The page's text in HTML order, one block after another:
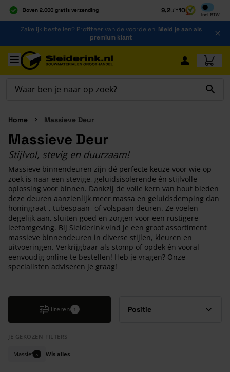
Boven 2.000 gratis verzending
Al 40 jaar dé specialist
Alles onder één dak
9,2uit10
Incl BTW
Inclusief
Ga naar de inhoud
Zakelijk bestellen? Profiteer van de voordelen! Meld je aan als
premium klant
Ga naar hoofdinhoud
Home Massieve Deur
Massieve Deur
Stijlvol, stevig en duurzaam!
Massieve binnendeuren zijn dé perfecte keuze voor wie op
zoek is naar een stevige, geluidsisolerende én stijlvolle
oplossing voor binnen. Dankzij de volle kern van hout bieden
deze deuren aanzienlijk meer massa en geluidsdemping dan
honingraat-, tubespaan- of volspaan deuren. Ze voelen
degelijk aan, sluiten goed en zorgen voor een rustigere
leefomgeving. Bij Sleiderink vind je een groot assortiment
massieve binnendeuren in diverse stijlen, kleuren en
uitvoeringen. Verkrijgbaar als stomp of opdek én vooral
eenvoudig online te bestellen! Heb je vragen? Onze
specialisten adviseren je graag!
Filteren 1
JE GEKOZEN FILTERS
Massief × Wis alles